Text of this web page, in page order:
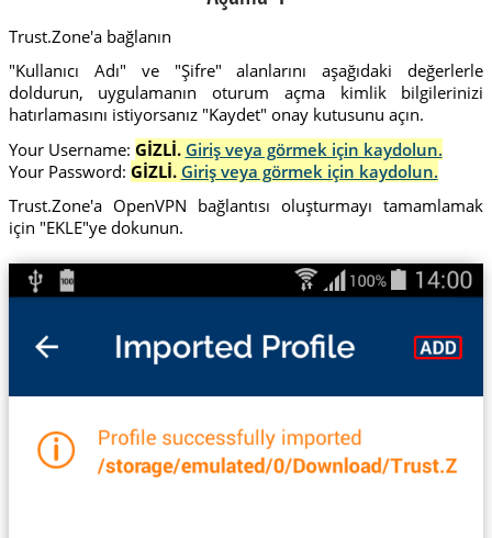
Trust.Zone'a bağlanın
"Kullanıcı Adı" ve "Şifre" alanlarını aşağıdaki değerlerle
doldurun, uygulamanın oturum açma kimlik bilgilerinizi
hatırlamasını istiyorsanız "Kaydet" onay kutusunu açın.
Your Username: GİZLİ. Giriş veya görmek için kaydolun.
Your Password: GİZLİ. Giriş veya görmek için kaydolun.
Trust.Zone'a OpenVPN bağlantısı oluşturmayı tamamlamak
için "EKLE"ye dokunun.